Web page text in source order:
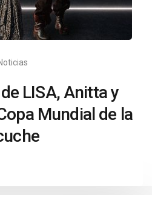
LISA, Anitta y
Mundial de la